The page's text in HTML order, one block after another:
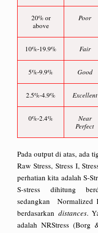
20% or
above
Poor
10%-19.9% Fair
5%-9.9% Good
2.5%-4.9% Excellent
0%-2.4%
Near
Perfect
Pada output di atas, ada
Raw Stress, Stress I,
perhatian kita adalah S-
S-stress dihitung
sedangkan Normalized
berdasarkan distances.
adalah NRStress (Borg